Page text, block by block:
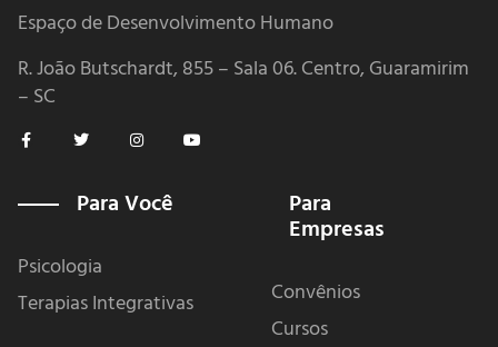
Espaço de Desenvolvimento Humano
R. João Butschardt, 855 – Sala 06. Centro, Guaramirim
– SC
F
a
o
-
f
T
w
t
e
I
n
a
g
Y
o
Para Você
Psicologia
Terapias Integrativas
Para
Empresas
Convênios
Cursos